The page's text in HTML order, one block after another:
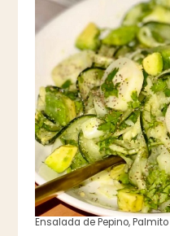
Ensalada de Pepino,